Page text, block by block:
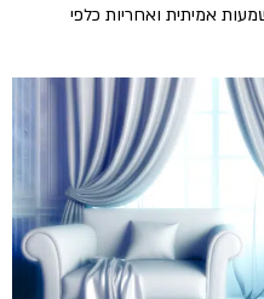
אמיתית ואחריות כלפי